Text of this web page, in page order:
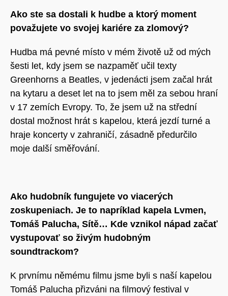
Ako ste sa dostali k hudbe a ktorý moment
považujete vo svojej kariére za zlomový?
Hudba má pevné místo v mém životě už od mých
šesti let, kdy jsem se nazpaměť učil texty
Greenhorns a Beatles, v jedenácti jsem začal hrát
na kytaru a deset let na to jsem měl za sebou hraní
v 17 zemích Evropy. To, že jsem už na střední
dostal možnost hrát s kapelou, která jezdí turné a
hraje koncerty v zahraničí, zásadně předurčilo
moje další směřování.
Ako hudobník fungujete vo viacerých
zoskupeniach. Je to napríklad kapela Lvmen,
Tomáš Palucha, Sítě… Kde vznikol nápad začať
vystupovať so živým hudobným
soundtrackom?
K prvnímu němému filmu jsme byli s naší kapelou
Tomáš Palucha přizváni na filmový festival v